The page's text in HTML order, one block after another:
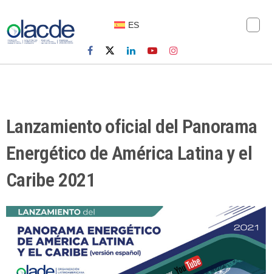
ES
Lanzamiento oficial del Panorama
Energético de América Latina y el
Caribe 2021